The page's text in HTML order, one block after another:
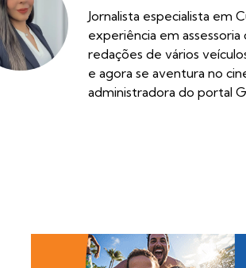
Jornalista especialista em
experiência em
redações de vários
e agora se aventura no
administradora do portal